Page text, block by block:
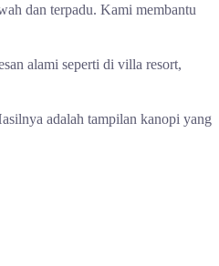
dan terpadu. Kami membantu
alami seperti di villa resort,
adalah tampilan kanopi yang